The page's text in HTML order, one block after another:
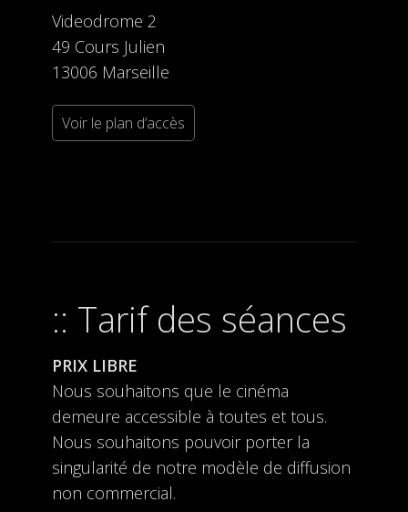
Videodrome 2
49 Cours Julien
13006 Marseille
Voir le plan d’accès
Tarif des séances
PRIX LIBRE
Nous souhaitons que le cinéma
demeure accessible à toutes et tous.
Nous souhaitons pouvoir porter la
singularité de notre modèle de diffusion
non commercial.